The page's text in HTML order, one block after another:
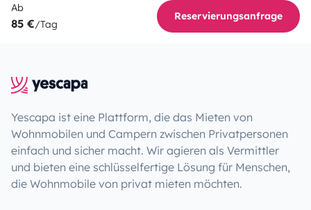
Ab
85 €/Tag
Reservierungsanfrage
Yescapa ist eine Plattform, die das Mieten von
Wohnmobilen und Campern zwischen Privatpersonen
einfach und sicher macht. Wir agieren als Vermittler
und bieten eine schlüsselfertige Lösung für Menschen,
die Wohnmobile von privat mieten möchten.